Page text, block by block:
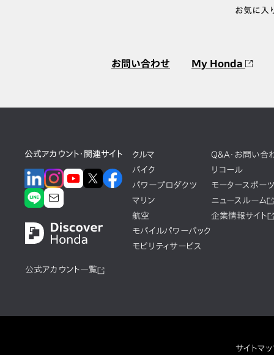
お気に入
お問い合わせ My Honda
公式アカウント・関連サイト
公式アカウント一覧
クルマ
バイク
パワープロダクツ
マリン
航空
モバイルパワーパック
モビリティサービス
Q&A・お問い合
リコール
モータースポーツ
ニュースルーム
企業情報サイト
サイトマ